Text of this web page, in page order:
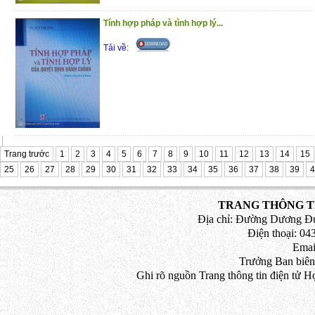
Hành chính năm 2010 – 2012
Trân trọng giới thiệu đến bạn đọc !
(18/12/2020)
Tính hợp pháp và tình hợp lý...
Tải về:
Trang trước 1 2 3 4 5 6 7 8 9 10 11 12 13 14
15
25
26 27 28 29 30 31 32 33 34 35 36 37 38 39
TRANG THÔNG
Địa chỉ: Đường Dương
Điện thoại:
Trưởng Ban
Ghi rõ nguồn Trang thông tin điện tử